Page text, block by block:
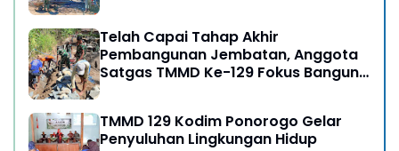
Telah Capai Tahap Akhir
Pembangunan Jembatan, Anggota
Satgas TMMD Ke-129 Fokus Bangun
TMMD 129 Kodim Ponorogo Gelar
Penyuluhan Lingkungan Hidup